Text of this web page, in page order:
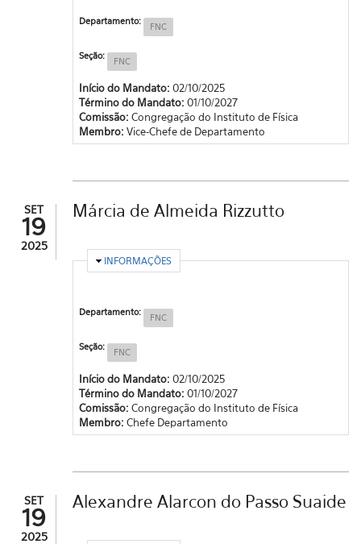
Departamento: FNC
Seção: FNC
Início do Mandato: 02/10/2025
Término do Mandato: 01/10/2027
Comissão: Congregação do Instituto de Física
Membro: Vice-Chefe de Departamento
SET
19
2025
Márcia de Almeida Rizzutto
OCULTAR
INFORMAÇÕES
Departamento: FNC
Seção: FNC
Início do Mandato: 02/10/2025
Término do Mandato: 01/10/2027
Comissão: Congregação do Instituto de Física
Membro: Chefe Departamento
SET
19
2025
Alexandre Alarcon do Passo Suaide